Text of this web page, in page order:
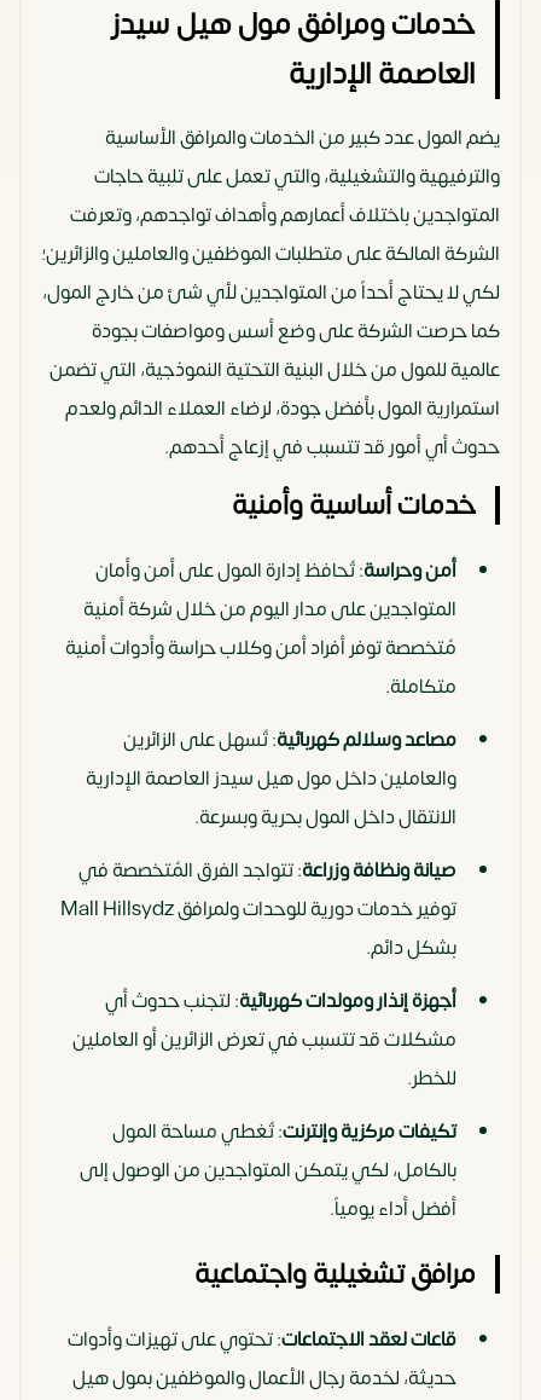
خدمات ومرافق مول هيل سيدز
العاصمة الإدارية
يضم المول عدد كبير من الخدمات والمرافق الأساسية
والترفيهية والتشغيلية، والتي تعمل على تلبية حاجات
المتواجدين باختلاف أعمارهم وأهداف تواجدهم، وتعرفت
الشركة المالكة على متطلبات الموظفين والعاملين والزائرين؛
لكي لا يحتاج أحداً من المتواجدين لأي شئ من خارج المول،
كما حرصت الشركة على وضع أسس ومواصفات بجودة
عالمية للمول من خلال البنية التحتية النموذجية، التي تضمن
استمرارية المول بأفضل جودة، لرضاء العملاء الدائم ولعدم
حدوث أي أمور قد تتسبب في إزعاج أحدهم.
خدمات أساسية وأمنية
أمن وحراسة: تُحافظ إدارة المول على أمن وأمان
المتواجدين على مدار اليوم من خلال شركة أمنية
مُتخصصة توفر أفراد أمن وكلاب حراسة وأدوات أمنية
متكاملة.
مصاعد وسلالم كهربائية: تُسهل على الزائرين
والعاملين داخل مول هيل سيدز العاصمة الإدارية
الانتقال داخل المول بحرية وبسرعة.
صيانة ونظافة وزراعة: تتواجد الفرق المُتخصصة في
توفير خدمات دورية للوحدات ولمرافق Mall Hillsydz
بشكل دائم.
أجهزة إنذار ومولدات كهربائية: لتجنب حدوث أي
مشكلات قد تتسبب في تعرض الزائرين أو العاملين
للخطر.
تكيفات مركزية وإنترنت: تُغطي مساحة المول
بالكامل، لكي يتمكن المتواجدين من الوصول إلى
أفضل أداء يومياً.
مرافق تشغيلية واجتماعية
قاعات لعقد الاجتماعات: تحتوي على تهيزات وأدوات
حديثة، لخدمة رجال الأعمال والموظفين بمول هيل